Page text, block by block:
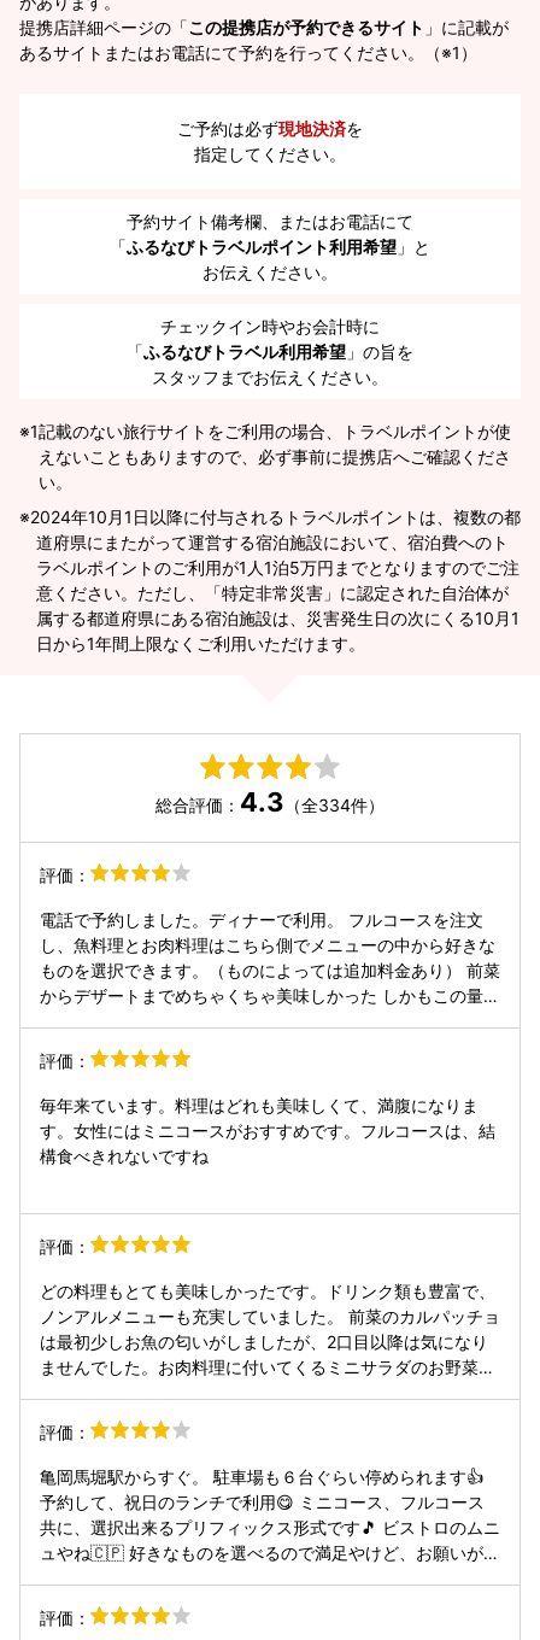
提携店詳細ページの「この提携店が予約できるサイト 」に記載が
あるサイトまたはお電話にて予約を行ってください。（※1）
ご予約は必ず現地決済を
指定してください。
予約サイト備考欄、またはお電話にて
「ふるなびトラベルポイント利用希望 」と
お伝えください。
チェックイン時やお会計時に
「ふるなびトラベル利用希望 」の旨を
スタッフまでお伝えください。
※1記載のない旅行サイトをご利用の場合、トラベルポイントが使
えないこともありますので、必ず事前に提携店へご確認くださ
い。
2024年10月1日以降に付与されるトラベルポイントは、複数の都
道府県にまたがって運営する宿泊施設において、宿泊費へのト
ラベルポイントのご利用が1人1泊5万円までとなりますのでご注
意ください。ただし、「特定非常災害」に認定された自治体が
属する都道府県にある宿泊施設は、災害発生日の次にくる10月1
日から1年間上限なくご利用いただけます。
総合評価： 4.3 （全334件）
評価：
電話で予約しました。ディナーで利用。 フルコースを注文
し、魚料理とお肉料理はこちら側でメニューの中から好きな
ものを選択できます。（ものによっては追加料金あり） 前菜
からデザートまでめちゃくちゃ美味しかった しかもこの量で
デカい！ デザートは2種類出てきて、違った味がふたりでシ
ェアしながら楽しめるのもとても良かったです。 また行きま
す。
評価：
毎年来ています。料理はどれも美味しくて、満腹になりま
す。女性にはミニコースがおすすめです。フルコースは、結
構食べきれないですね
評価：
どの料理もとても美味しかったです。ドリンク類も豊富で、
ノンアルメニューも充実していました。 前菜のカルパッチョ
は最初少しお魚の匂いがしましたが、2口目以降は気になり
ませんでした。お肉料理に付いてくるミニサラダのお野菜が
てあるお野菜はきれいでした。 メイン料理がお魚、お肉とも
にボリュームかなりあるのでお腹いっぱいになります。 デザ
ートは1人ずつケーキが違っていてシェアしながら食べられ
る楽しみがありました。 料理提供のタイミングも良かった
し、ゆっくり美味しい料理を楽しむことが出来ました。
評価：
亀岡馬堀駅からすぐ。 駐車場も６台ぐらい停められます👍
予約して、祝日のランチで利用😋 ミニコース、フルコース
共に、選択出来るプリフィックス形式です🎵 ビストロのムニ
ュやね🇨🇵 好きなものを選べるので満足やけど、お願いが出
い口コミで、接客がアカンと書いてあったけど、今回は男女
の若い方が、一生懸命に料理の説明もされてて、むしろ好感
評価：